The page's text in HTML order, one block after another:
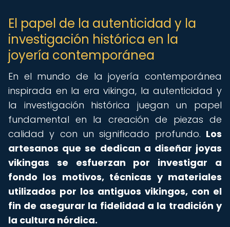
El papel de la autenticidad y la
investigación histórica en la
joyería contemporánea
En el mundo de la joyería contemporánea
inspirada en la era vikinga, la autenticidad y
la investigación histórica juegan un papel
fundamental en la creación de piezas de
calidad y con un significado profundo. Los
artesanos que se dedican a diseñar joyas
vikingas se esfuerzan por investigar a
fondo los motivos, técnicas y materiales
utilizados por los antiguos vikingos, con el
fin de asegurar la fidelidad a la tradición y
la cultura nórdica.